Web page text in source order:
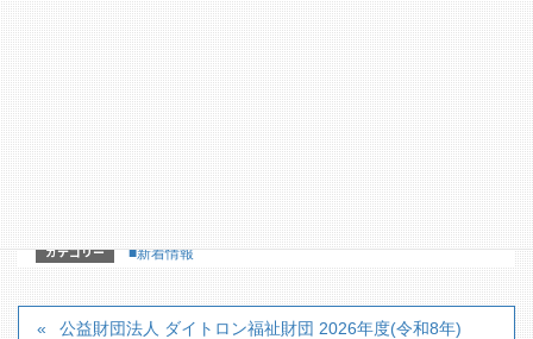
「セーブ・ザ・チルドレン まなび・体験ファンド」
第4回
公益財団法人 ダイトロン福祉財団 2026年度(令和8年)
第25回障害者福祉助成金募集
カテゴリー ■新着情報
公益財団法人 ダイトロン福祉財団 2026年度(令和8年)